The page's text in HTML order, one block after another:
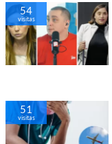
54
visitas
51
visitas